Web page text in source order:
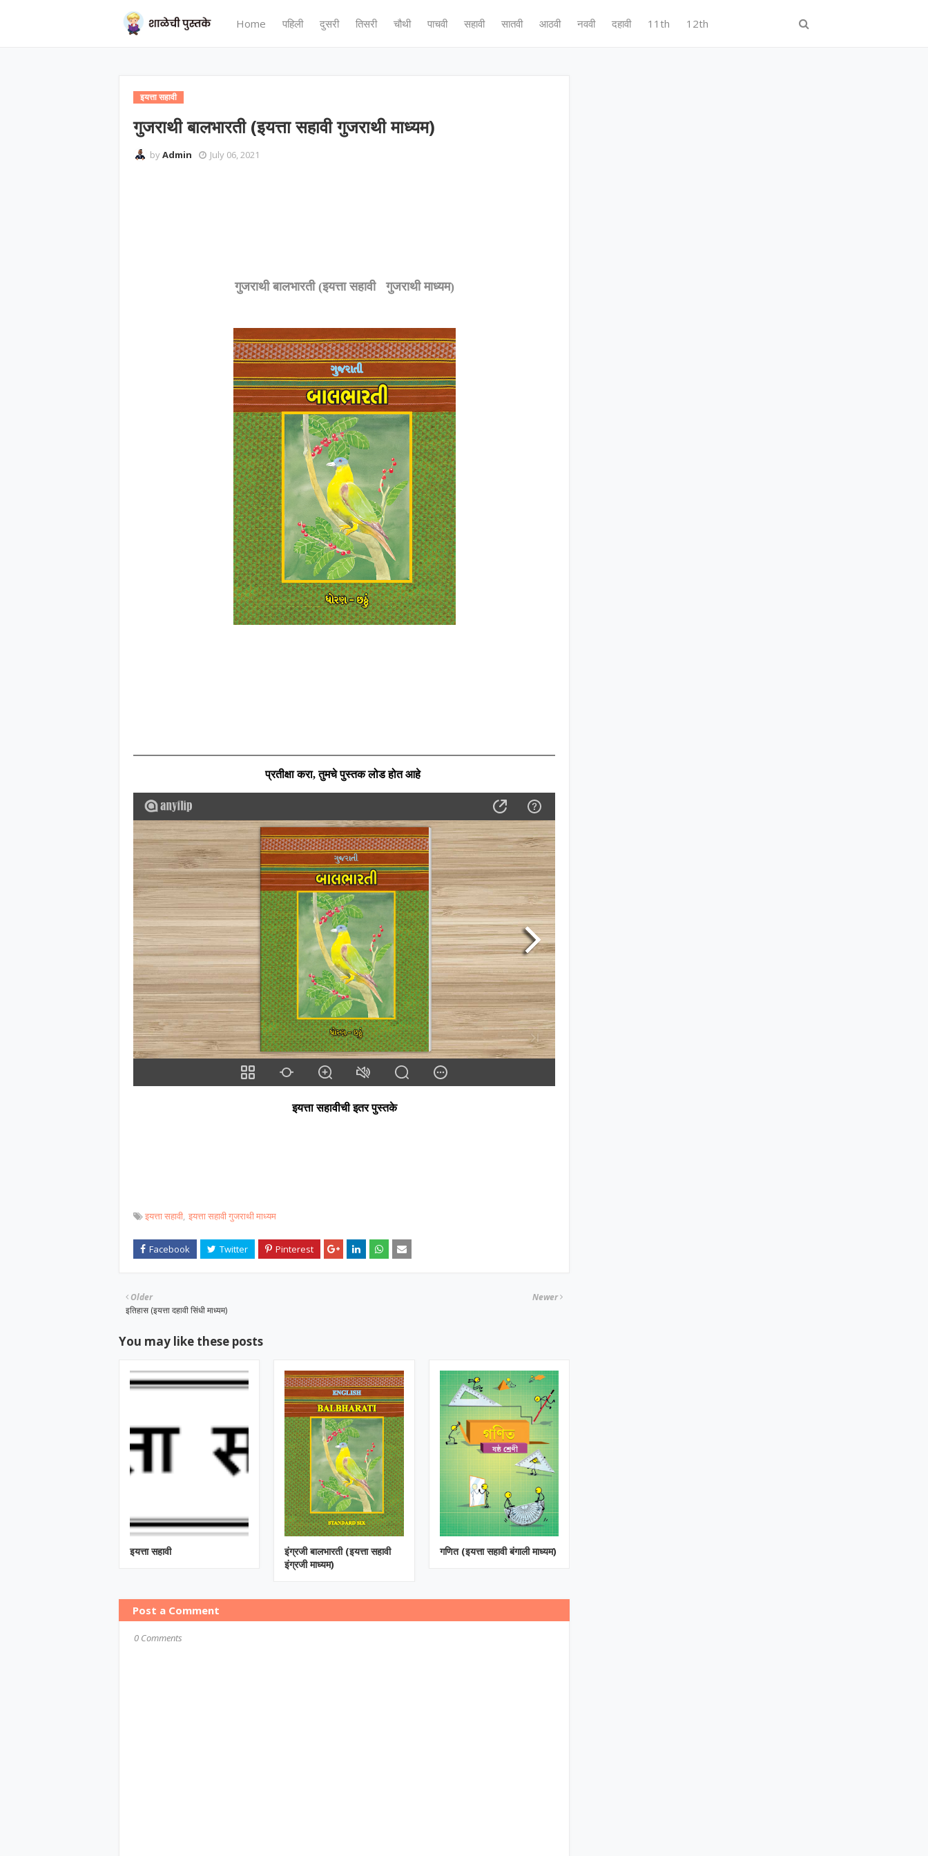
Home पहिली दुसरी तिसरी चौथी पाचवी सहावी सातवी आठवी नववी दहावी 11th 12th
इयत्ता सहावी
गुजराथी बालभारती (इयत्ता सहावी गुजराथी माध्यम)
byAdmin July 06, 2021
गुजराथी बालभारती (इयत्ता सहावी गुजराथी माध्यम)
प्रतीक्षा करा,तुमचे पुस्तक लोड होत आहे
इयत्ता सहावीची इतर पुस्तके
इयत्ता सहावी इयत्ता सहावी गुजराथी माध्यम
Newer
Older
इतिहास (इयत्ता दहावी सिंधी माध्यम)
You may like these posts
इयत्ता सहावी
इंग्रजी बालभारती (इयत्ता सहावी
इंग्रजी माध्यम)
गणित (इयत्ता सहावी बंगाली माध्यम)
Post a Comment
0 Comments